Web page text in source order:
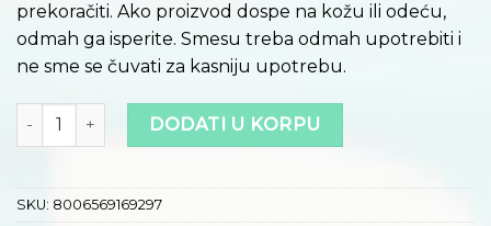
prekoračiti. Ako proizvod dospe na kožu ili odeću,
odmah ga isperite. Smesu treba odmah upotrebiti i
ne sme se čuvati za kasniju upotrebu.
Količina DODATI U KORPU
SKU: 8006569169297